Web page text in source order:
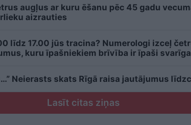
augļus ar kuru ēšanu pēc 45 gadu
aizrauties
līdz 17.00 jūs tracina? Numerologi izceļ
kuru īpašniekiem brīvība ir īpaši svarīga
Neierasts skats Rīgā raisa jautājumus
Lasīt citas ziņas